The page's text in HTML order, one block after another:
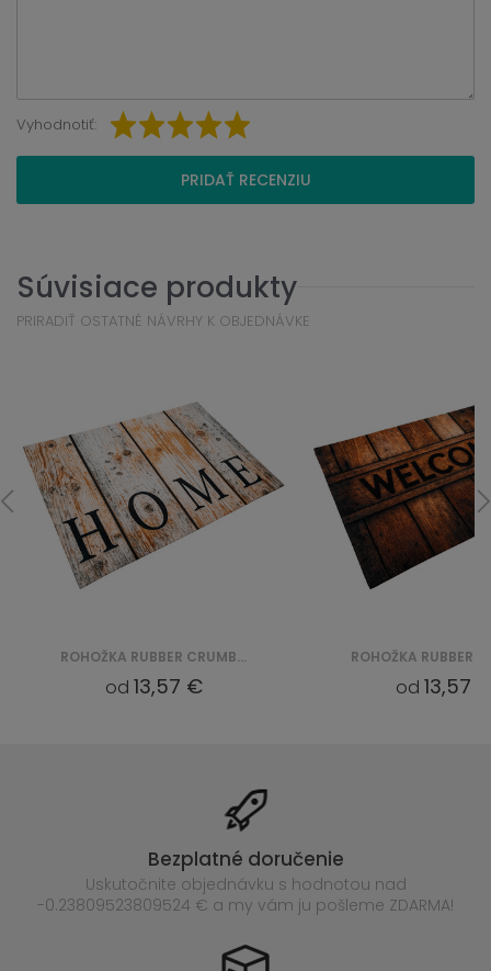
Vyhodnotiť:
PRIDAŤ RECENZIU
Súvisiace produkty
PRIRADIŤ OSTATNÉ NÁVRHY K OBJEDNÁVKE
ROHOŽKA RUBBER CRUMB CKGCRDM16
od 13,57 € od 13,57
Bezplatné doručenie
Uskutočnite objednávku s hodnotou nad
-0.23809523809524 € a my vám ju pošleme ZDARMA!